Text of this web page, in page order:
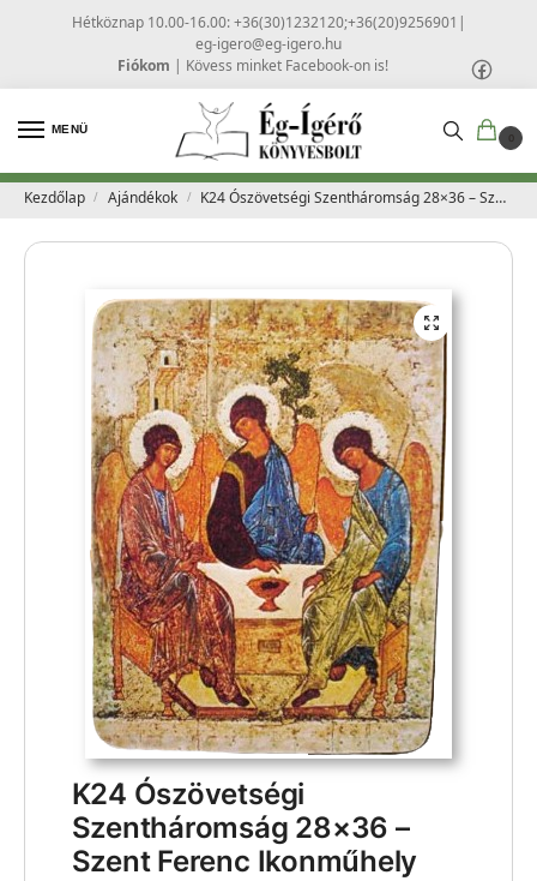
Hétköznap 10.00-16.00: +36(30)1232120;+36(20)9256901 |
eg-igero@eg-igero.hu
Fiókom | Kövess minket Facebook-on is!
MENÜ
0
Kezdőlap / Ajándékok / K24 Ószövetségi Szentháromság 28×36 – Szent Ferenc Ikonműhely
K24 Ószövetségi
Szentháromság 28×36 –
Szent Ferenc Ikonműhely